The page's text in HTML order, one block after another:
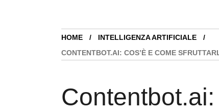
HOME
INTELLIGENZA ARTIFICIALE
CONTENTBOT.AI: COS’È E COME